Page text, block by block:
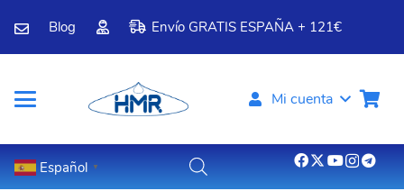
Blog Envío GRATIS ESPAÑA + 121€
Mi cuenta
Español ▼